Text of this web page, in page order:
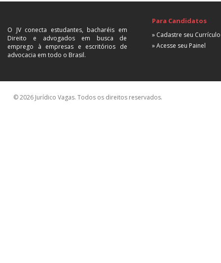
O JV conecta estudantes, bacharéis em
Direito e advogados em busca de
emprego à empresas e escritórios de
advocacia em todo o Brasil.
Para Candidatos
» Cadastre seu Currículo
» Acesse seu Painel
© 2026 Jurídico Vagas. Todos os direitos reservados.